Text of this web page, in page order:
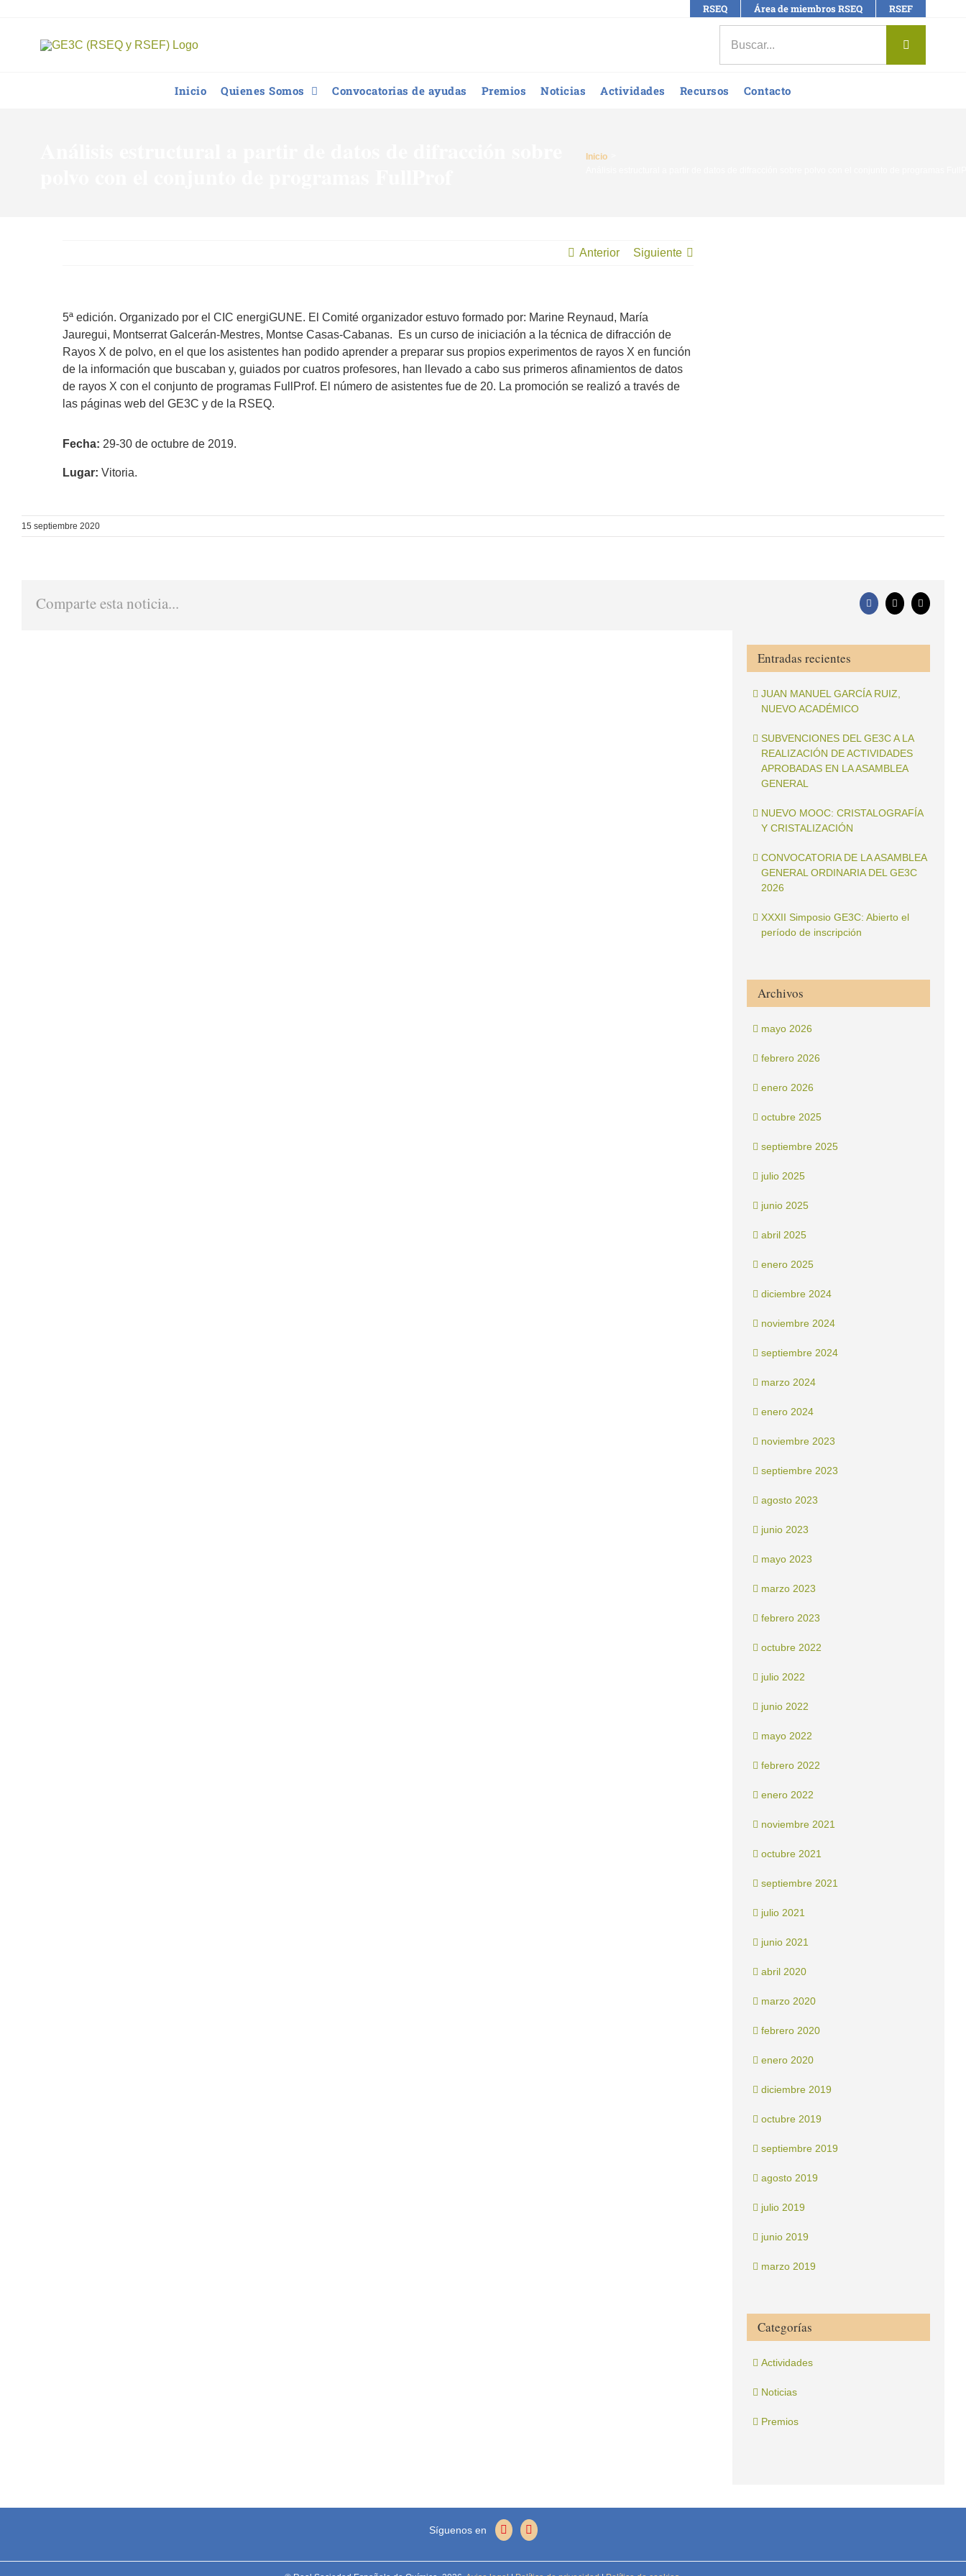
contenido
RSEQ Área de miembros RSEQ RSEF
Inicio Quienes Somos Convocatorias de ayudas Premios Noticias Actividades Recursos Contacto
Inicio
Anterior Siguiente
5ª edición. Organizado por el CIC energiGUNE. El Comité organizador estuvo formado por: Marine Reynaud, María
Jauregui, Montserrat Galcerán-Mestres, Montse Casas-Cabanas. Es un curso de iniciación a la técnica de difracción de
Rayos X de polvo, en el que los asistentes han podido aprender a preparar sus propios experimentos de rayos X en función
de la información que buscaban y, guiados por cuatros profesores, han llevado a cabo sus primeros afinamientos de datos
de rayos X con el conjunto de programas FullProf. El número de asistentes fue de 20. La promoción se realizó a través de
las páginas web del GE3C y de la RSEQ.
Fecha: 29-30 de octubre de 2019.
Lugar: Vitoria.
15 septiembre 2020
Comparte esta noticia... Facebook
X
Correo
electrónico
Entradas recientes
JUAN MANUEL GARCÍA RUIZ,
NUEVO ACADÉMICO
SUBVENCIONES DEL GE3C A LA
REALIZACIÓN DE ACTIVIDADES
APROBADAS EN LA ASAMBLEA
GENERAL
NUEVO MOOC: CRISTALOGRAFÍA
Y CRISTALIZACIÓN
CONVOCATORIA DE LA ASAMBLEA
GENERAL ORDINARIA DEL GE3C
2026
XXXII Simposio GE3C: Abierto el
período de inscripción
Archivos
mayo 2026
febrero 2026
enero 2026
octubre 2025
septiembre 2025
julio 2025
junio 2025
abril 2025
enero 2025
diciembre 2024
noviembre 2024
septiembre 2024
marzo 2024
enero 2024
noviembre 2023
septiembre 2023
agosto 2023
junio 2023
mayo 2023
marzo 2023
febrero 2023
octubre 2022
julio 2022
junio 2022
mayo 2022
febrero 2022
enero 2022
noviembre 2021
octubre 2021
septiembre 2021
julio 2021
junio 2021
abril 2020
marzo 2020
febrero 2020
enero 2020
diciembre 2019
octubre 2019
septiembre 2019
agosto 2019
julio 2019
junio 2019
marzo 2019
Categorías
Actividades
Noticias
Premios
Síguenos en